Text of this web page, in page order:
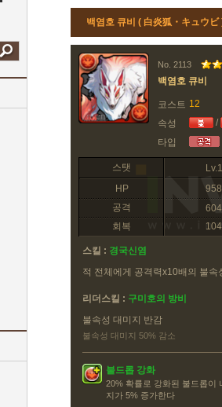
백염호 큐비 ( 白炎狐・キュウビ
No. 2113
백염호 큐비
코스트 12
속성
/
타입
스탯
Lv.1
HP
958
공격
604
회복
104
스킬 : 경국신염
적 전체에게 공격력x10배의 불속
리더스킬 : 구미호의 방비
불속성 대미지 반감
불속성 대미지 50% 감소
불드롭 강화
20% 확률로 강화된 불드롭이
지가 5% 증가한다